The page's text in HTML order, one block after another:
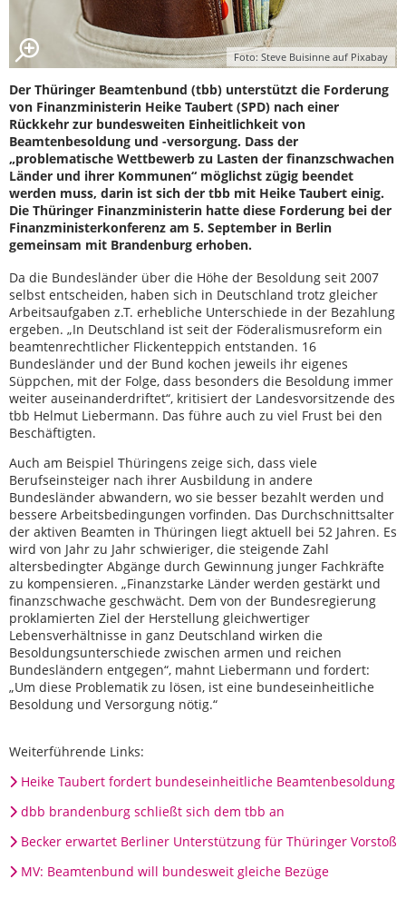
Foto: Steve Buisinne auf Pixabay
Der Thüringer Beamtenbund (tbb) unterstützt die Forderung
von Finanzministerin Heike Taubert (SPD) nach einer
Rückkehr zur bundesweiten Einheitlichkeit von
Beamtenbesoldung und -versorgung. Dass der
„problematische Wettbewerb zu Lasten der finanzschwachen
Länder und ihrer Kommunen“ möglichst zügig beendet
werden muss, darin ist sich der tbb mit Heike Taubert einig.
Die Thüringer Finanzministerin hatte diese Forderung bei der
Finanzministerkonferenz am 5. September in Berlin
gemeinsam mit Brandenburg erhoben.
Da die Bundesländer über die Höhe der Besoldung seit 2007
selbst entscheiden, haben sich in Deutschland trotz gleicher
Arbeitsaufgaben z.T. erhebliche Unterschiede in der Bezahlung
ergeben. „In Deutschland ist seit der Föderalismusreform ein
beamtenrechtlicher Flickenteppich entstanden. 16
Bundesländer und der Bund kochen jeweils ihr eigenes
Süppchen, mit der Folge, dass besonders die Besoldung immer
weiter auseinanderdriftet“, kritisiert der Landesvorsitzende des
tbb Helmut Liebermann. Das führe auch zu viel Frust bei den
Beschäftigten.
Auch am Beispiel Thüringens zeige sich, dass viele
Berufseinsteiger nach ihrer Ausbildung in andere
Bundesländer abwandern, wo sie besser bezahlt werden und
bessere Arbeitsbedingungen vorfinden. Das Durchschnittsalter
der aktiven Beamten in Thüringen liegt aktuell bei 52 Jahren. Es
wird von Jahr zu Jahr schwieriger, die steigende Zahl
altersbedingter Abgänge durch Gewinnung junger Fachkräfte
zu kompensieren. „Finanzstarke Länder werden gestärkt und
finanzschwache geschwächt. Dem von der Bundesregierung
proklamierten Ziel der Herstellung gleichwertiger
Lebensverhältnisse in ganz Deutschland wirken die
Besoldungsunterschiede zwischen armen und reichen
Bundesländern entgegen“, mahnt Liebermann und fordert:
„Um diese Problematik zu lösen, ist eine bundeseinheitliche
Besoldung und Versorgung nötig.“
Weiterführende Links:
Heike Taubert fordert bundeseinheitliche Beamtenbesoldung
dbb brandenburg schließt sich dem tbb an
Becker erwartet Berliner Unterstützung für Thüringer Vorstoß
MV: Beamtenbund will bundesweit gleiche Bezüge